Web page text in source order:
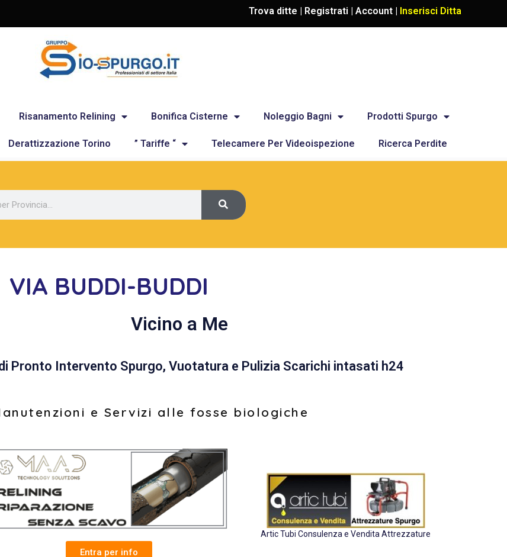
Trova ditte | Registrati | Account | Inserisci Ditta
Risanamento Relining Bonifica Cisterne Noleggio Bagni Prodotti Spurgo
Derattizzazione Torino ” Tariffe “ Telecamere Per Videoispezione Ricerca Perdite
VIA BUDDI-BUDDI
Vicino a Me
Pronto Intervento Spurgo, Vuotatura e Pulizia Scarichi intasati h24
e Servizi alle fosse biologiche
Entra per info
Artic Tubi Consulenza e Vendita Attrezzature